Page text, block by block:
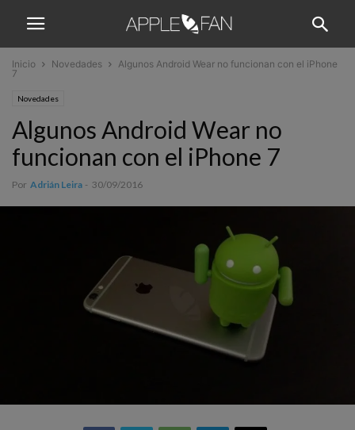
Inicio Novedades
Algunos Android Wear no funcionan con el iPhone
7
Novedades
Algunos Android Wear no
funcionan con el iPhone 7
Por Adrián Leira - 30/09/2016